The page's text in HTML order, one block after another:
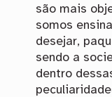
são mais
somos
desejar,
sendo a
dentro